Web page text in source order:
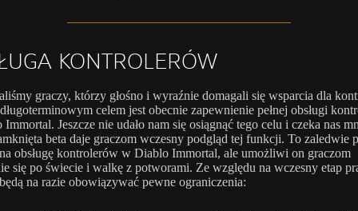
KONTROLERÓW
graczy, którzy głośno i wyraźnie domagali się wsparcia dla
celem jest obecnie zapewnienie pełnej obsługi
Jeszcze nie udało nam się osiągnąć tego celu i czeka nas
beta daje graczom wczesny podgląd tej funkcji. To zaledwie
obsługę kontrolerów w Diablo Immortal, ale umożliwi on graczom
się po świecie i walkę z potworami. Ze względu na wczesny etap
na razie obowiązywać pewne ograniczenia: